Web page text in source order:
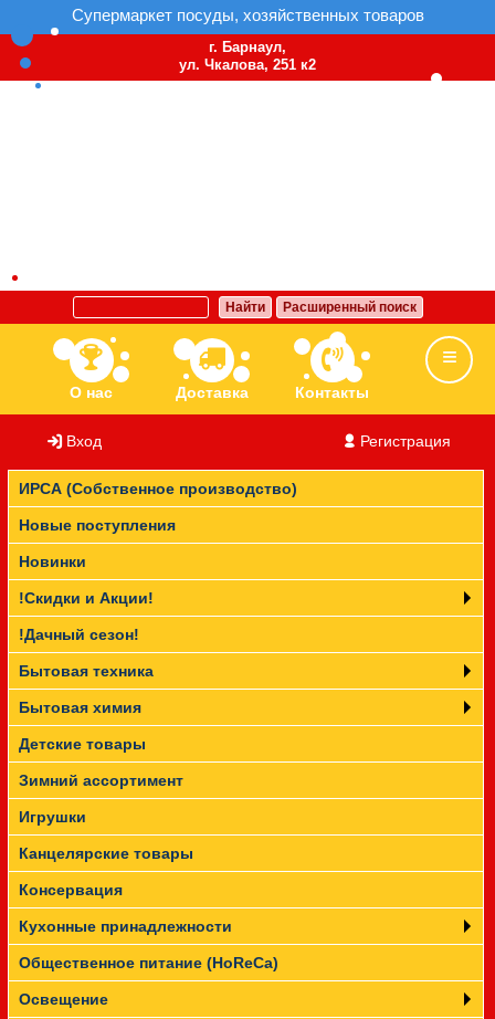
Супермаркет посуды, хозяйственных товаров
г. Барнаул,
ул. Чкалова, 251 к2
Найти Расширенный поиск
О нас Доставка Контакты
Ассортимент Бренды Вакансии
Прайс-лист
Вход Регистрация
ИРСА (Собственное производство)
Новые поступления
Новинки
!Скидки и Акции!
!Дачный сезон!
Бытовая техника
Бытовая химия
Детские товары
Зимний ассортимент
Игрушки
Канцелярские товары
Консервация
Кухонные принадлежности
Общественное питание (HoReCa)
Освещение